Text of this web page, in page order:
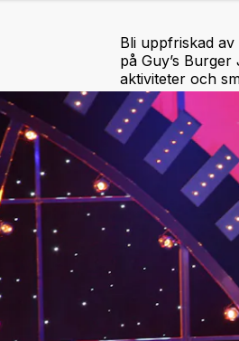
Bli uppfriskad
på Guy’s
aktiviteter och